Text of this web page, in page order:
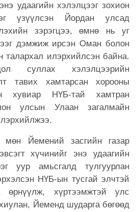
удаагийн хэлэлцээг зохион
үзүүлсэн Йордан улсад
зэрэгцээ, өмнө нь уг
дэмжиж ирсэн Оман болон
илэрхийлсэн байна.
суллах хэлэлцээрийн
тавих хамтарсан хорооны
хувиар НҮБ-тай хамтран
улсын Улаан загалмайн
мөн Йемений засгийн газар
хүчинийг энэ удаагийн
уур амьсгалд тулгуурлан
НҮБ-ын тусгай элчтэй
өрнүүлж, хүртээмжтэй улс
Йеменд шударга бөгөөд